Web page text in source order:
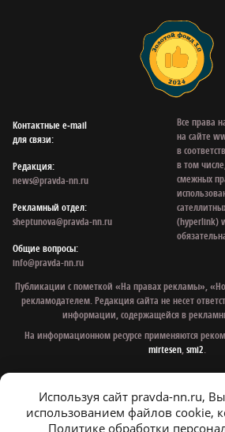
Контактные e‑mail
для связи:
Редакция:
news@pravda-nn.ru
Рекламный отдел:
sheptunova@pravda-nn.ru
Общие вопросы:
info@pravda-nn.ru
Все права
на сайте
в
в том
смежных
(hyperlink)
Публикации с пометкой «На правах рекламы»,
рекламодателем. Редакция сайта не несет
информации, содержащейся в
На информационном ресурсе применяются
mirtesen,smi2.
© 1997 - 2026 Газета
Политика конфиденциальности
Используя сайт pravda-nn.ru,
использованием файлов cookie,
Политике обработки